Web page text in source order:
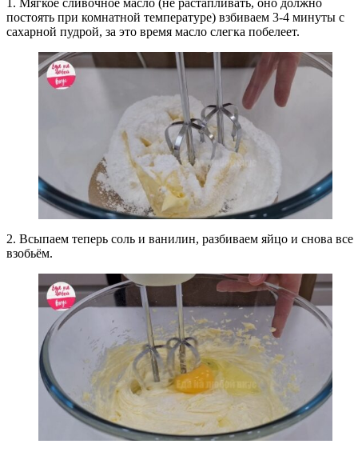
1. Мягкое сливочное масло (не растапливать, оно должно
постоять при комнатной температуре) взбиваем 3-4 минуты с
сахарной пудрой, за это время масло слегка побелеет.
2. Всыпаем теперь соль и ванилин, разбиваем яйцо и снова все
взобьём.